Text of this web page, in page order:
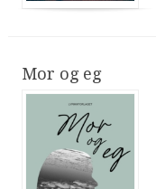
Mor og eg